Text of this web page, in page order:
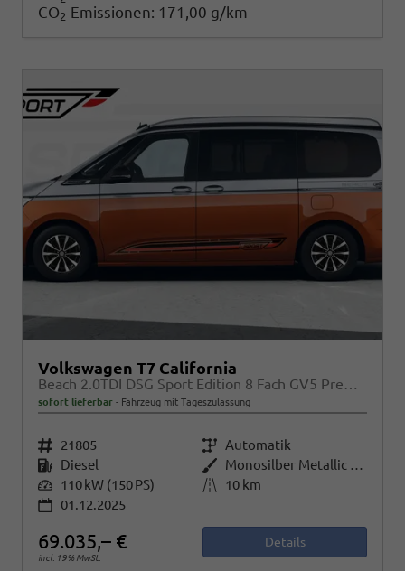
CO2-Emissionen: 171,00 g/km
Volkswagen T7 California
Beach 2.0TDI DSG Sport Edition 8 Fach GV5 Premium+
sofort lieferbar Fahrzeug mit Tageszulassung
Fahrzeugnr. 21805 Getriebe Automatik
Kraftstoff Diesel Außenfarbe
Monosilber Metallic / Energetic Orange Metallic
Leistung 110 kW (150 PS) Kilometerstand
10 km
01.12.2025
69.035,– €
incl. 19% MwSt.
Details